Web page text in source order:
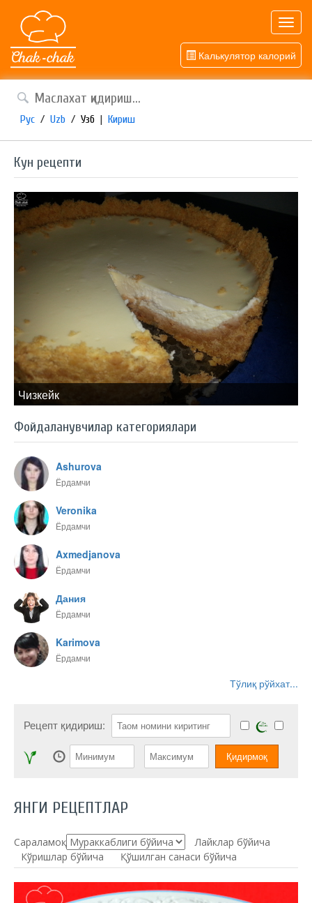
Калькулятор калорий
Рус / Uzb / Узб | Кириш
Кун рецепти
Чизкейк
Фойдаланувчилар категориялари
Ashurova
Ёрдамчи
Veronika
Ёрдамчи
Axmedjanova
Ёрдамчи
Дания
Ёрдамчи
Karimova
Ёрдамчи
Тўлиқ рўйхат...
Рецепт қидириш:
ЯНГИ РЕЦЕПТЛАР
Сараламоқ:
Лайклар бўйича
Кўришлар бўйича
Қўшилган санаси бўйича